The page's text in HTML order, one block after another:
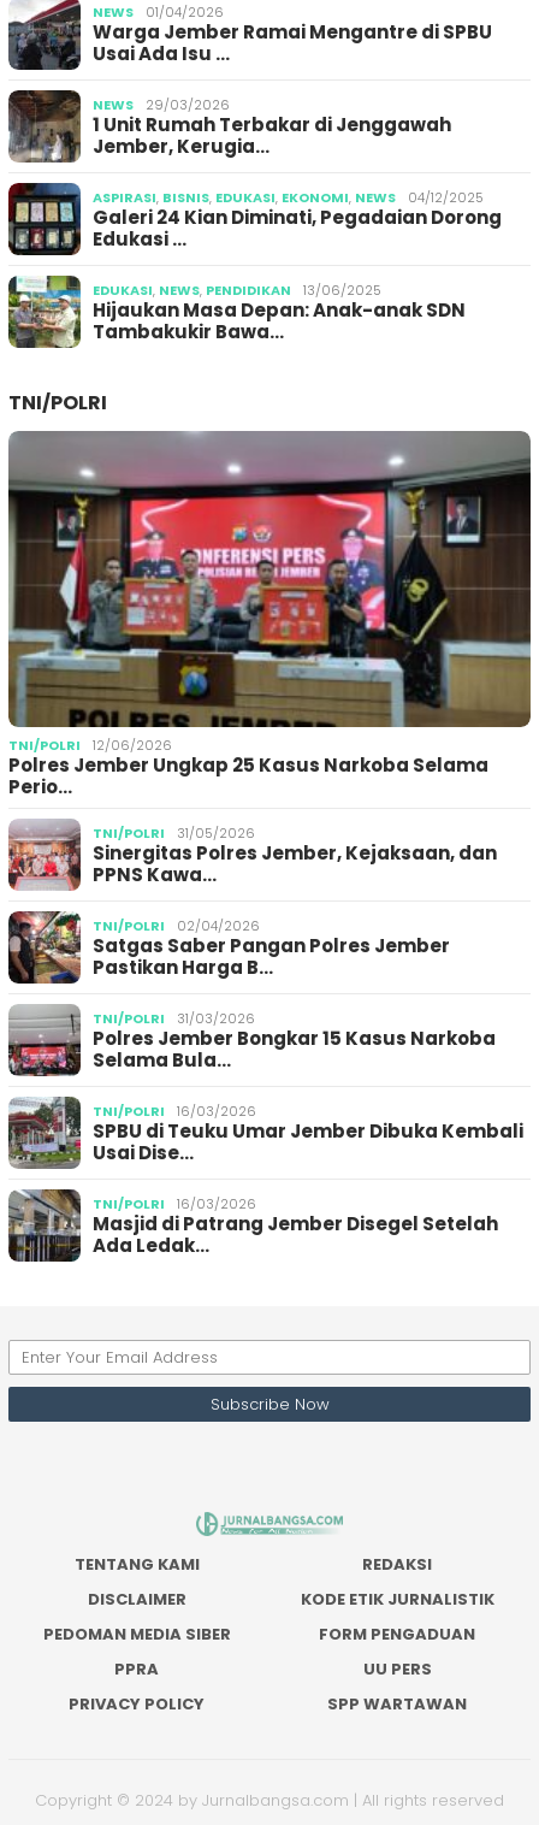
NEWS 01/04/2026
Warga Jember Ramai Mengantre di SPBU
Usai Ada Isu …
NEWS 29/03/2026
1 Unit Rumah Terbakar di Jenggawah
Jember, Kerugia…
ASPIRASI, BISNIS, EDUKASI, EKONOMI, NEWS 04/12/2025
Galeri 24 Kian Diminati, Pegadaian Dorong
Edukasi …
EDUKASI, NEWS, PENDIDIKAN 13/06/2025
Hijaukan Masa Depan: Anak-anak SDN
Tambakukir Bawa…
TNI/POLRI
TNI/POLRI 12/06/2026
Polres Jember Ungkap 25 Kasus Narkoba Selama
Perio…
TNI/POLRI 31/05/2026
Sinergitas Polres Jember, Kejaksaan, dan
PPNS Kawa…
TNI/POLRI 02/04/2026
Satgas Saber Pangan Polres Jember
Pastikan Harga B…
TNI/POLRI 31/03/2026
Polres Jember Bongkar 15 Kasus Narkoba
Selama Bula…
TNI/POLRI 16/03/2026
SPBU di Teuku Umar Jember Dibuka Kembali
Usai Dise…
TNI/POLRI 16/03/2026
Masjid di Patrang Jember Disegel Setelah
Ada Ledak…
TENTANG KAMI
REDAKSI
DISCLAIMER
KODE ETIK JURNALISTIK
PEDOMAN MEDIA SIBER
FORM PENGADUAN
PPRA
UU PERS
PRIVACY POLICY
SPP WARTAWAN
Copyright © 2024 by Jurnalbangsa.com | All rights reserved